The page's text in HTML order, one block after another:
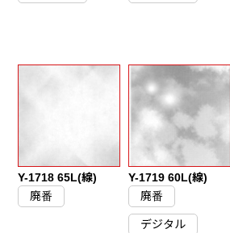
Y-1718 65L(線)
廃番
Y-1719 60L(線)
廃番
デジタル